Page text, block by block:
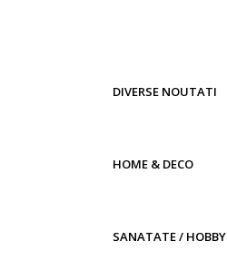
DIVERSE NOUTATI
HOME & DECO
SANATATE / HOBBY